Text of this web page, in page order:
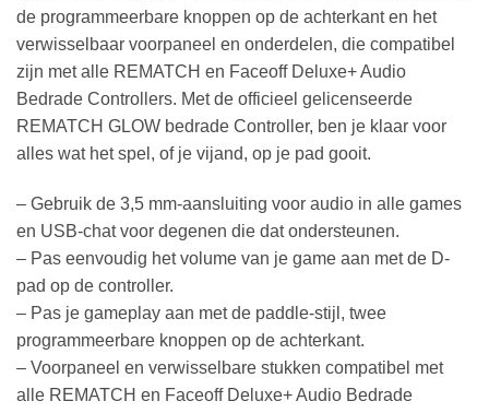
de programmeerbare knoppen op de achterkant en het
verwisselbaar voorpaneel en onderdelen, die compatibel
zijn met alle REMATCH en Faceoff Deluxe+ Audio
Bedrade Controllers. Met de officieel gelicenseerde
REMATCH GLOW bedrade Controller, ben je klaar voor
alles wat het spel, of je vijand, op je pad gooit.
– Gebruik de 3,5 mm-aansluiting voor audio in alle games
en USB-chat voor degenen die dat ondersteunen.
– Pas eenvoudig het volume van je game aan met de D-
pad op de controller.
– Pas je gameplay aan met de paddle-stijl, twee
programmeerbare knoppen op de achterkant.
– Voorpaneel en verwisselbare stukken compatibel met
alle REMATCH en Faceoff Deluxe+ Audio Bedrade